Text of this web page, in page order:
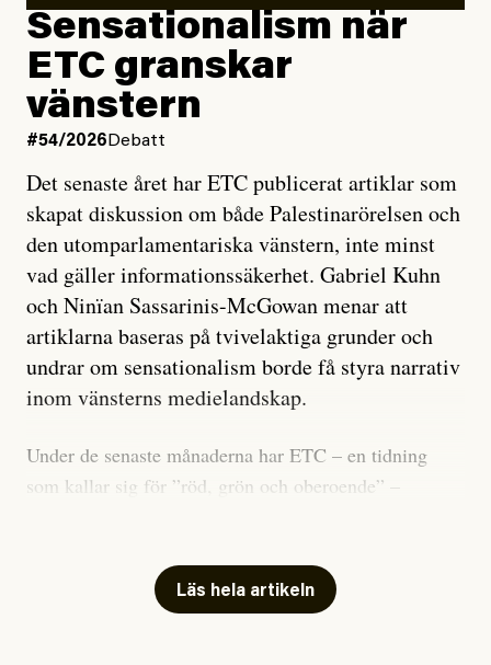
Sensationalism när
ETC granskar
vänstern
#54/2026 Debatt
Det senaste året har ETC publicerat artiklar som
skapat diskussion om både Palestinarörelsen och
den utomparlamentariska vänstern, inte minst
vad gäller informationssäkerhet. Gabriel Kuhn
och Ninïan Sassarinis-McGowan menar att
artiklarna baseras på tvivelaktiga grunder och
undrar om sensationalism borde få styra narrativ
inom vänsterns medielandskap.
Under de senaste månaderna har ETC – en tidning
som kallar sig för ”röd, grön och oberoende” –
skriver för? Vad betyder det att vara en ”röd, grön och
oberoende” tidning? Och vad är egentligen bra
Läs hela artikeln